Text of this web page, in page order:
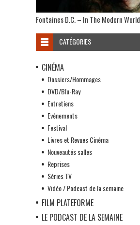
Fontaines D.C. – In The Modern World
CATÉGORIES
CINÉMA
Dossiers/Hommages
DVD/Blu-Ray
Entretiens
Evénements
Festival
Livres et Revues Cinéma
Nouveautés salles
Reprises
Séries TV
Vidéo / Podcast de la semaine
FILM PLATEFORME
LE PODCAST DE LA SEMAINE